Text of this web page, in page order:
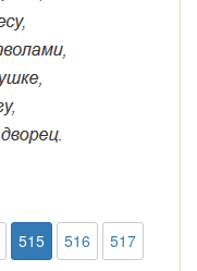
515 516
517